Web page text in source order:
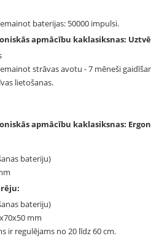
baterijas: 50000 impulsi.
apmācību kaklasiksnas:
strāvas avotu - 7 mēneši
lietošanas.
apmācību kaklasiksnas:
bateriju)
bateriju)
mm
ir regulējams no 20 līdz 60 cm.